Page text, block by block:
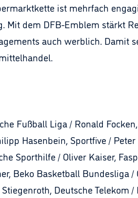
ist mehrfach
dem DFB-Emblem stärkt
auch werblich. Damit
Fußball Liga / Ronald
Hasenbein, Sportfive /
Sporthilfe / Oliver Kaiser,
Beko Basketball Bundesliga
Deutsche Telekom